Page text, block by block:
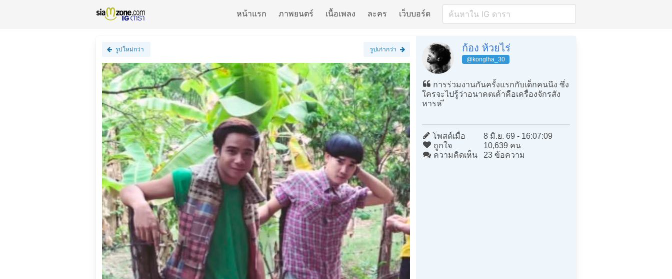
หน้าแรก ภาพยนตร์ เนื้อเพลง ละคร เว็บบอร์ด
รูปใหม่กว่า รูปเก่ากว่า ก้อง ห้วยไร่
@konglha_30
การร่วมงานกันครั้งแรกกับเด็กคนนึง ซึ่ง
ใครจะไปรู้ว่าอนาคตเค้าคือเครื่องจักรสัง
หารห ี
โพสต์เมื่อ
8 มิ.ย. 69 - 16:07:09
ถูกใจ
10,639 คน
ความคิดเห็น
23 ข้อความ